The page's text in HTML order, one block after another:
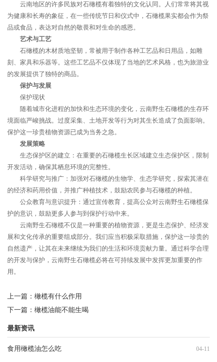
云南地区的许多民族对石橄榄有着独特的文化认同。人们常常将其视
为健康和长寿的象征，在一些传统节日和仪式中，石橄榄果实都会作为祭
品或食品，表达对自然的敬畏和对生命的感恩。
艺术与工艺
石橄榄的木材质地坚韧，常被用于制作各种工艺品和日用品，如雕
刻、家具和乐器等。这些工艺品不仅体现了当地的艺术风格，也为旅游业
的发展提供了独特的商品。
保护与发展
保护现状
随着城市化进程的加快和生态环境的变化，云南野生石橄榄的生存环
境面临严峻挑战。过度采集、土地开发等行为对其生长造成了负面影响。
保护这一珍贵植物资源已成为当务之急。
发展策略
生态保护区的建立：在重要的石橄榄生长区域建立生态保护区，限制
开发活动，确保其栖息环境的完整性。
科学研究与推广：加强对石橄榄的生物学、生态学研究，探索其潜在
的经济和药用价值，并推广种植技术，鼓励农民参与石橄榄的种植。
公众教育与意识提升：通过宣传教育，提高公众对云南野生石橄榄保
护的意识，鼓励更多人参与到保护行动中来。
云南野生石橄榄不仅是一种重要的植物资源，更是生态保护、经济发
展和文化传承的重要组成部分。我们应当积极采取措施，保护这一珍贵的
自然遗产，让其在未来继续为我们的生活和环境贡献力量。通过科学合理
的开发与保护，云南野生石橄榄必将在可持续发展中发挥更加重要的作
用。
上一篇： 橄榄有什么作用
下一篇： 橄榄油能不能生喝
最新资讯
食用橄榄油怎么吃 04-11